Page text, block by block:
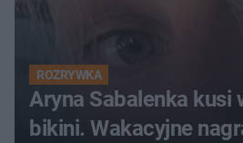
ROZRYWKA
Aryna Sabalenka kusi
bikini. Wakacyjne